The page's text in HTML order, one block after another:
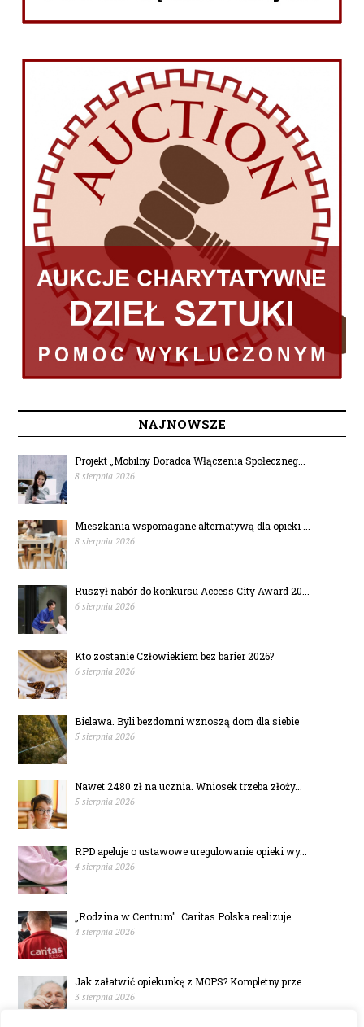
NAJNOWSZE
Projekt „Mobilny Doradca Włączenia Społeczneg...
8 sierpnia 2026
Mieszkania wspomagane alternatywą dla opieki ...
8 sierpnia 2026
Ruszył nabór do konkursu Access City Award 20...
6 sierpnia 2026
Kto zostanie Człowiekiem bez barier 2026?
6 sierpnia 2026
Bielawa. Byli bezdomni wznoszą dom dla siebie
5 sierpnia 2026
Nawet 2480 zł na ucznia. Wniosek trzeba złoży...
5 sierpnia 2026
RPD apeluje o ustawowe uregulowanie opieki wy...
4 sierpnia 2026
„Rodzina w Centrum". Caritas Polska realizuje...
4 sierpnia 2026
Jak załatwić opiekunkę z MOPS? Kompletny prze...
3 sierpnia 2026